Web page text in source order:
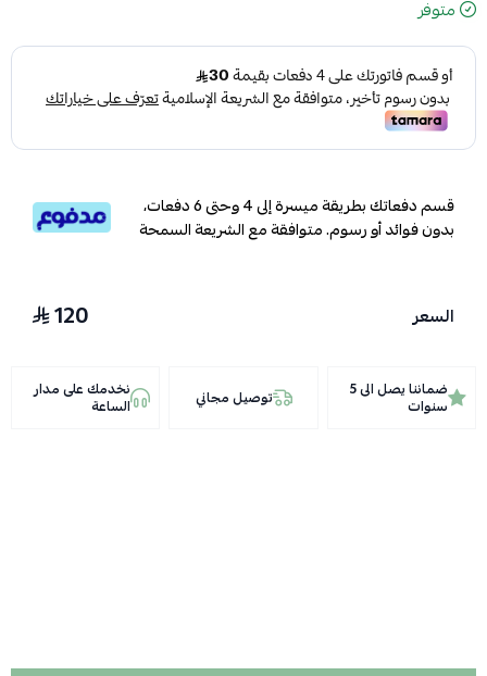
متوفر
قسم دفعاتك بطريقة ميسرة إلى 4 وحتى 6 دفعات،
بدون فوائد أو رسوم. متوافقة مع الشريعة السمحة
السعر 120
ضماننا يصل الى 5
سنوات توصيل مجاني نخدمك على مدار
الساعة